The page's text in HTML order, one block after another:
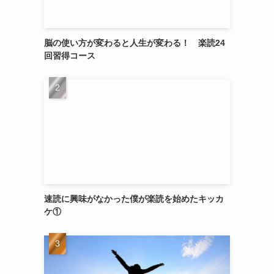
脳の使い方が変わると人生が変わる！ 楽読24
回習得コース
速読に興味がなかった僕が楽読を始めたキッカ
ケ①